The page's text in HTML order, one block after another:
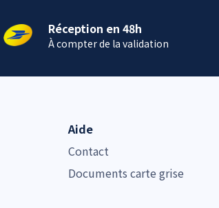
Réception en 48h
À compter de la validation
Aide
Contact
Documents carte grise